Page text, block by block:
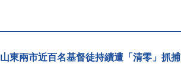
山東兩市近百名基督徒持續遭「清零」抓捕